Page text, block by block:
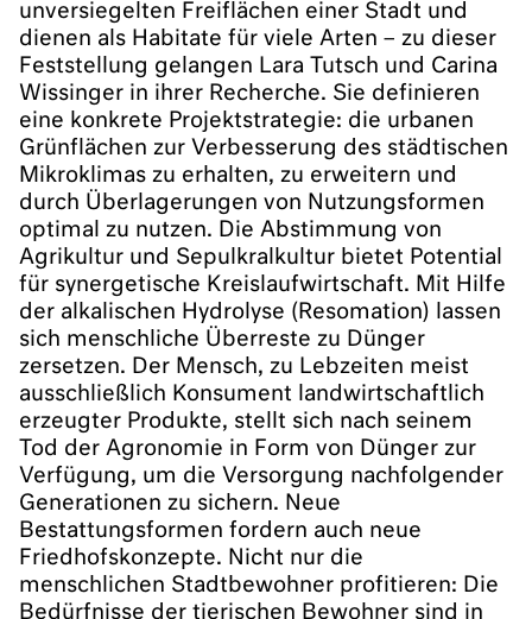
unversiegelten Freiflächen einer Stadt und
dienen als Habitate für viele Arten – zu dieser
Feststellung gelangen Lara Tutsch und Carina
Wissinger in ihrer Recherche. Sie definieren
eine konkrete Projektstrategie: die urbanen
Grünflächen zur Verbesserung des städtischen
Mikroklimas zu erhalten, zu erweitern und
durch Überlagerungen von Nutzungsformen
optimal zu nutzen. Die Abstimmung von
Agrikultur und Sepulkralkultur bietet Potential
für synergetische Kreislaufwirtschaft. Mit Hilfe
der alkalischen Hydrolyse (Resomation) lassen
sich menschliche Überreste zu Dünger
zersetzen. Der Mensch, zu Lebzeiten meist
ausschließlich Konsument landwirtschaftlich
erzeugter Produkte, stellt sich nach seinem
Tod der Agronomie in Form von Dünger zur
Verfügung, um die Versorgung nachfolgender
Generationen zu sichern. Neue
Bestattungsformen fordern auch neue
Friedhofskonzepte. Nicht nur die
menschlichen Stadtbewohner profitieren: Die
Bedürfnisse der tierischen Bewohner sind in